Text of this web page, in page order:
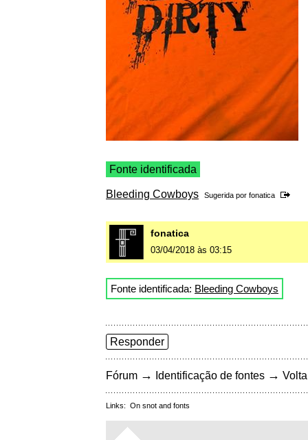
Fonte identificada
Bleeding Cowboys Sugerida por fonatica
fonatica
03/04/2018 às 03:15
Fonte identificada: Bleeding Cowboys
Responder
Fórum → Identificação de fontes →
Links: On snot and fonts